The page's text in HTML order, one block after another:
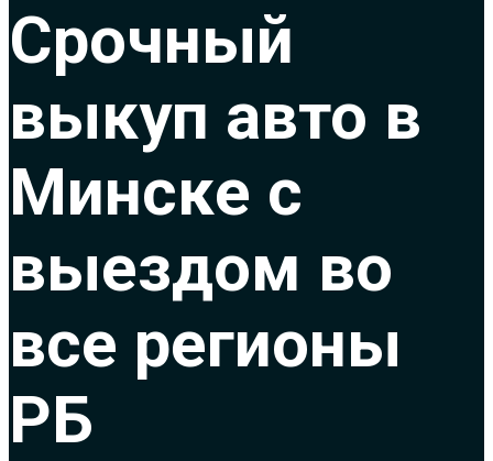
Срочный
выкуп авто в
Минске с
выездом во
все регионы
РБ